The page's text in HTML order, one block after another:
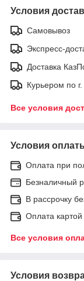
Условия
Самовывоз
Экспресс-
Доставка
Курьером по
Все условия
Условия
Оплата при
Безналичный
В рассрочку
Оплата
Все условия
Условия